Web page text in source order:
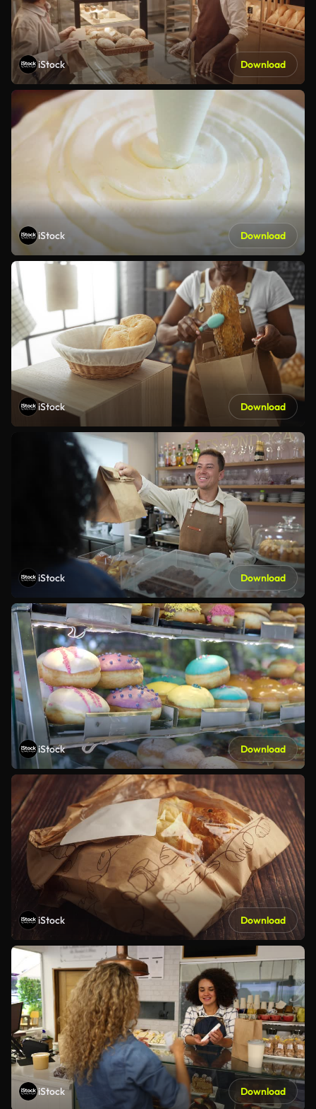
iStock Download
iStock Download
iStock Download
iStock Download
iStock Download
iStock Download
iStock Download